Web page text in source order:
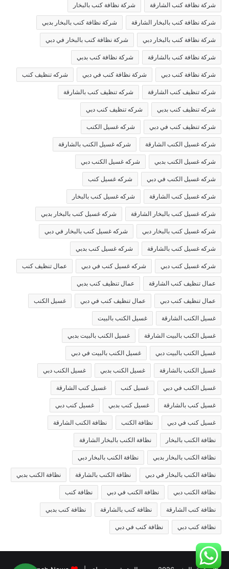
شركة نظافة كنب الشارقة شركة نظافة كنب بالبخار
شركة نظافة كنب بالبخار الشارقة شركة نظافة كنب بالبخار بدبي
شركة نظافة كنب بالبخار دبي شركة نظافة كنب بالبخار في دبي
شركة نظافة كنب بالشارقة شركة نظافة كنب بدبي
شركة نظافة كنب دبي شركة نظافة كنب في دبي شركه تنظيف كنب
شركه تنظيف كنب الشارقة شركه تنظيف كنب بالشارقة
شركه تنظيف كنب بدبي شركه تنظيف كنب دبي
شركه تنظيف كنب في دبي شركه غسيل الكنب
شركه غسيل الكنب الشارقة شركه غسيل الكنب بالشارقة
شركه غسيل الكنب بدبي شركه غسيل الكنب دبي
شركه غسيل الكنب في دبي شركه غسيل كنب
شركه غسيل كنب الشارقة شركه غسيل كنب بالبخار
شركه غسيل كنب بالبخار الشارقة شركه غسيل كنب بالبخار بدبي
شركه غسيل كنب بالبخار دبي شركه غسيل كنب بالبخار في دبي
شركه غسيل كنب بالشارقة شركه غسيل كنب بدبي
شركه غسيل كنب دبي شركه غسيل كنب في دبي عمال تنظيف كنب
عمال تنظيف كنب الشارقة عمال تنظيف كنب بدبي
عمال تنظيف كنب دبي عمال تنظيف كنب في دبي غسيل الكنب
غسيل الكنب الشارقة غسيل الكنب بالبيت
غسيل الكنب بالبيت الشارقة غسيل الكنب بالبيت بدبي
غسيل الكنب بالبيت دبي غسيل الكنب بالبيت في دبي
غسيل الكنب بالشارقة غسيل الكنب بدبي غسيل الكنب دبي
غسيل الكنب في دبي غسيل كنب غسيل كنب الشارقة
غسيل كنب بالشارقة غسيل كنب بدبي غسيل كنب دبي
غسيل كنب في دبي نظافة الكنب نظافة الكنب الشارقة
نظافة الكنب بالبخار نظافة الكنب بالبخار الشارقة
نظافة الكنب بالبخار بدبي نظافة الكنب بالبخار دبي
نظافة الكنب بالبخار في دبي نظافة الكنب بالشارقة نظافة الكنب بدبي
نظافة الكنب دبي نظافة الكنب في دبي نظافة كنب
نظافة كنب الشارقة نظافة كنب بالشارقة نظافة كنب بدبي
نظافة كنب دبي نظافة كنب في دبي